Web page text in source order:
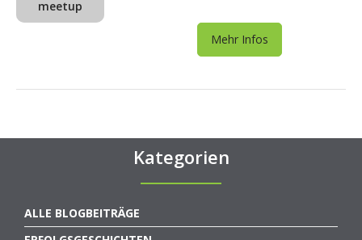
meetup
Mehr Infos
Kategorien
ALLE BLOGBEITRÄGE